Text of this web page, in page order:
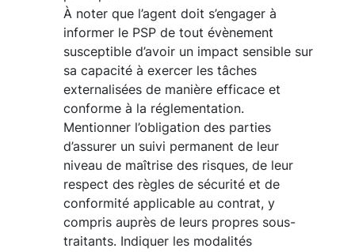
À noter que l’agent doit s’engager à
informer le PSP de tout évènement
susceptible d’avoir un impact sensible sur
sa capacité à exercer les tâches
externalisées de manière efficace et
conforme à la réglementation.
Mentionner l’obligation des parties
d’assurer un suivi permanent de leur
niveau de maîtrise des risques, de leur
respect des règles de sécurité et de
conformité applicable au contrat, y
compris auprès de leurs propres sous-
traitants. Indiquer les modalités